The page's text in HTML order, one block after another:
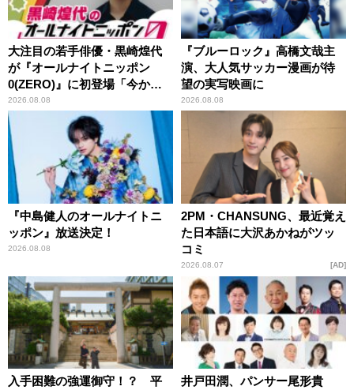
大注目の若手俳優・黒崎煌代
が『オールナイトニッポン
0(ZERO)』に初登場「今から
とてもワクワクしておりま
す！」
2026.08.08
『ブルーロック』高橋文哉主
演、大人気サッカー漫画が待
望の実写映画に
2026.08.08
『中島健人のオールナイトニ
ッポン』放送決定！
2026.08.08
2PM・CHANSUNG、最近覚え
た日本語に大沢あかねがツッ
コミ
2026.08.07 AD
入手困難の強運御守！？ 平
井戸田潤、パンサー尾形貴